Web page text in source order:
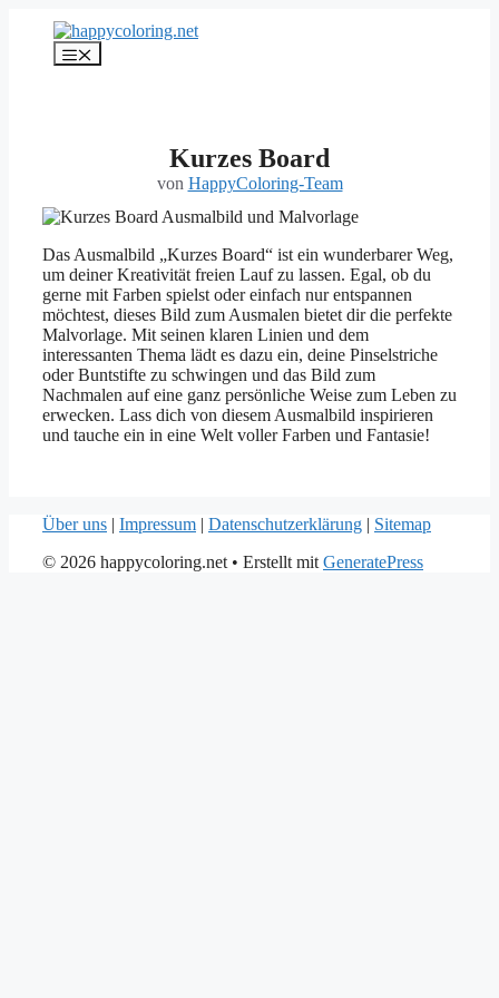
springen
Menü
Kurzes Board
von HappyColoring-Team
Das Ausmalbild „Kurzes Board“ ist ein wunderbarer Weg,
um deiner Kreativität freien Lauf zu lassen. Egal, ob du
gerne mit Farben spielst oder einfach nur entspannen
möchtest, dieses Bild zum Ausmalen bietet dir die perfekte
Malvorlage. Mit seinen klaren Linien und dem
interessanten Thema lädt es dazu ein, deine Pinselstriche
oder Buntstifte zu schwingen und das Bild zum
Nachmalen auf eine ganz persönliche Weise zum Leben zu
erwecken. Lass dich von diesem Ausmalbild inspirieren
und tauche ein in eine Welt voller Farben und Fantasie!
Über uns | Impressum | Datenschutzerklärung | Sitemap
© 2026 happycoloring.net • Erstellt mit GeneratePress